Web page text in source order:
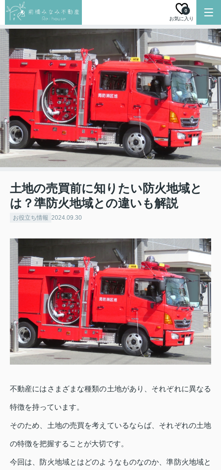
お気に入り
0
土地の売買前に知りたい防火地域と
は？準防火地域との違いも解説
お役立ち情報 2024.09.30
不動産にはさまざまな種類の土地があり、それぞれに異なる
特徴を持っています。
そのため、土地の売買を考えているならば、それぞれの土地
の特徴を把握することが大切です。
今回は、防火地域とはどのようなものなのか、準防火地域と